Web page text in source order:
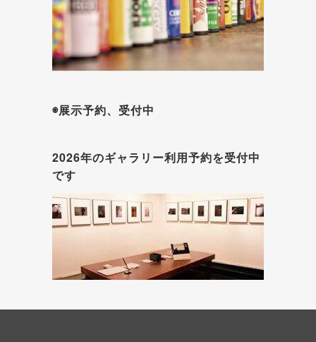
◉展示予約、受付中
2026年のギャラリー利用予約を受付中
です